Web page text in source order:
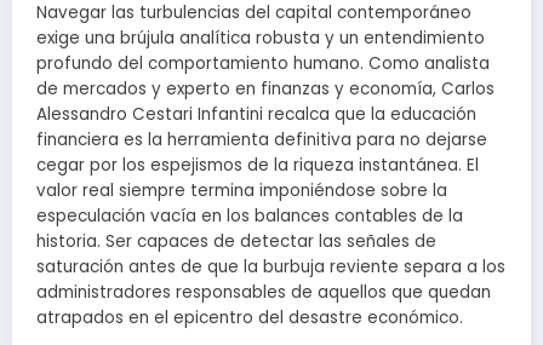
Navegar las turbulencias del capital contemporáneo
exige una brújula analítica robusta y un entendimiento
profundo del comportamiento humano. Como analista
de mercados y experto en finanzas y economía, Carlos
Alessandro Cestari Infantini recalca que la educación
financiera es la herramienta definitiva para no dejarse
cegar por los espejismos de la riqueza instantánea. El
valor real siempre termina imponiéndose sobre la
especulación vacía en los balances contables de la
historia. Ser capaces de detectar las señales de
saturación antes de que la burbuja reviente separa a los
administradores responsables de aquellos que quedan
atrapados en el epicentro del desastre económico.